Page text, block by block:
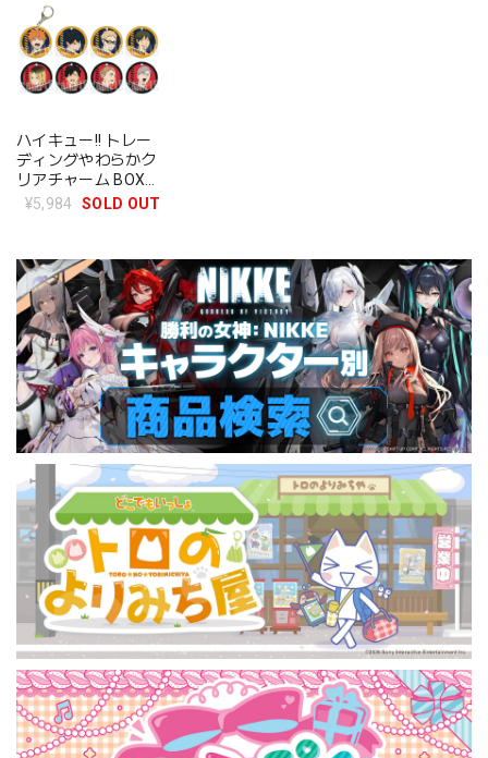
ハイキュー!! トレー
ディングやわらかク
リアチャーム BOX
全8種
¥5,984 SOLD OUT